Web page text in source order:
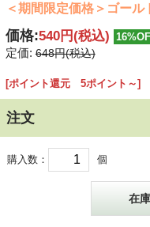
＜期間限定価格＞ゴール
価格:540円(税込)
定価:648円(税込)
[ポイント還元 5ポイント～]
注文
購入数： 個
在